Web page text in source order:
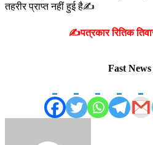
तहरीर प्राप्त नहीं हुई है✍️
✍️पत्रकार रितिक
Fast